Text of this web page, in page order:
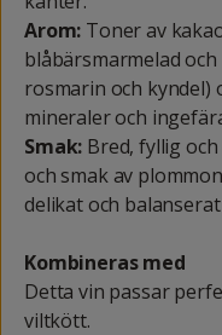
Arom: Toner av
blåbärsmarmelad
rosmarin och kyndel)
mineraler och
Smak: Bred, fyllig
och smak av
delikat och
Kombineras med
Detta vin passar
viltkött.